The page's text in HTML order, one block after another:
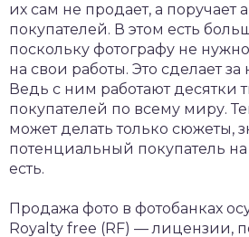
их сам не продает, а поручает
покупателей. В этом есть
поскольку фотографу не
на свои работы. Это сделает за
Ведь с ним работают десятки
покупателей по всему миру.
может делать только сюжеты,
потенциальный покупатель
есть.
Продажа фото в фотобанках
Royalty free (RF) — лицензии,